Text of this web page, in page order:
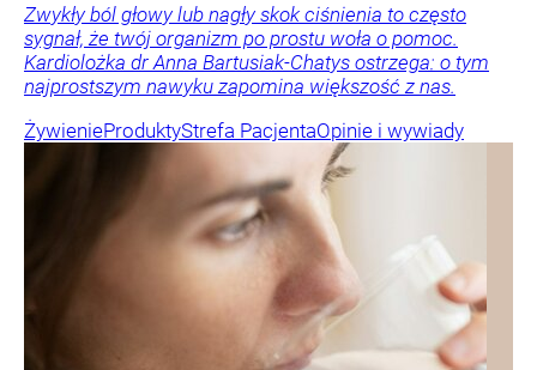
Zwykły ból głowy lub nagły skok ciśnienia to często
sygnał, że twój organizm po prostu woła o pomoc.
Kardiolożka dr Anna Bartusiak-Chatys ostrzega: o tym
najprostszym nawyku zapomina większość z nas.
ŻywienieProduktyStrefa PacjentaOpinie i wywiady